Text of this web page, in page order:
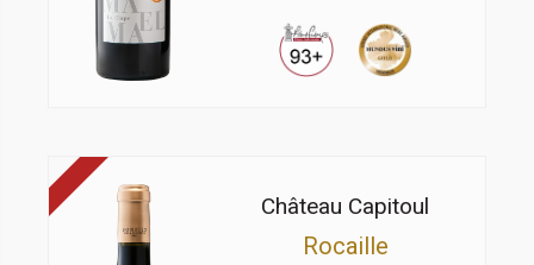
Château Capitoul
Rocaille